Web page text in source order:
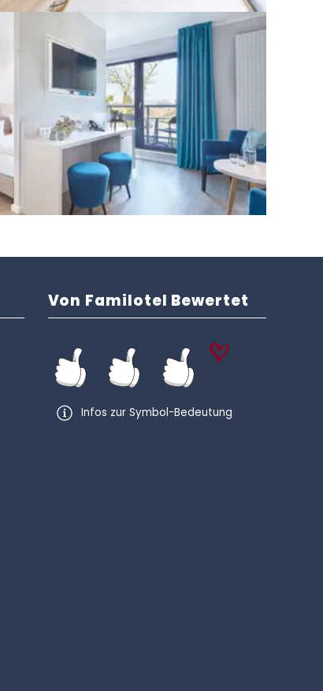
Von Familotel Bewertet
Infos zur Symbol-Bedeutung